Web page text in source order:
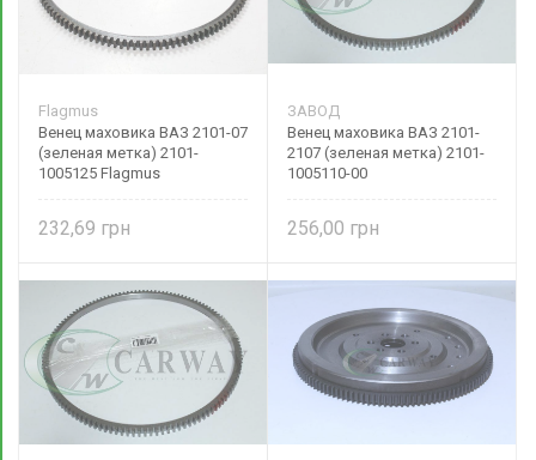
Flagmus
Венец маховика ВАЗ 2101-07
(зеленая метка) 2101-
1005125 Flagmus
232,69
ЗАВОД
Венец маховика ВАЗ 2101-
2107 (зеленая метка) 2101-
1005110-00
256,00